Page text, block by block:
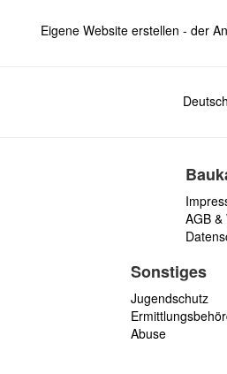
Eigene Website erstellen - der
Deutsch
AGB
Sonstiges
Jugendschutz
Abuse